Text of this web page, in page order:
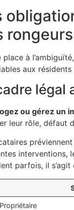
rongeurs
place à
aux
légal
ou gérez un
leur rôle, défaut
interventions,
parfois, il
Propriétaire